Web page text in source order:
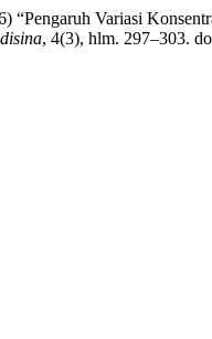
“Pengaruh Variasi
, 4(3), hlm. 297–303.